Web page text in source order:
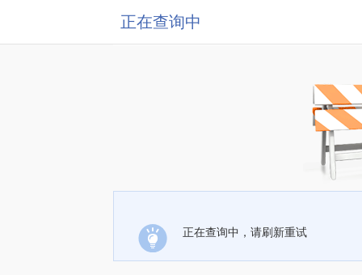
正在查询中
正在查询中，请刷新重试